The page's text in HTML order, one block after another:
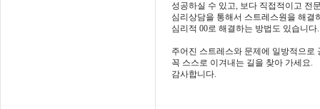
성공하실 수 있고, 보다 직접적이고 전
심리상담을 통해서 스트레스원을 해결
심리적 00로 해결하는 방법도 있습니다.
주어진 스트레스와 문제에 일방적으로
꼭 스스로 이겨내는 길을 찾아 가세요.
감사합니다.